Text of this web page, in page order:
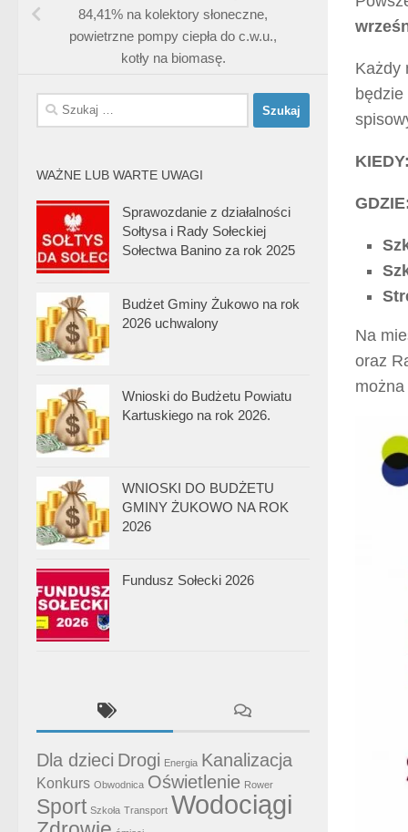
Każdy
Na
oraz
84,41% na kolektory słoneczne,
powietrzne pompy ciepła do c.w.u.,
kotły na biomasę.
Szukaj:
WAŻNE LUB WARTE UWAGI
Sprawozdanie z działalności
Sołtysa i Rady Sołeckiej
Sołectwa Banino za rok 2025
Budżet Gminy Żukowo na rok
2026 uchwalony
Wnioski do Budżetu Powiatu
Kartuskiego na rok 2026.
WNIOSKI DO BUDŻETU
GMINY ŻUKOWO NA ROK
2026
Fundusz Sołecki 2026
Dla dzieci Drogi Energia Kanalizacja
Konkurs Obwodnica Oświetlenie Rower
Sport Szkoła Transport Wodociągi